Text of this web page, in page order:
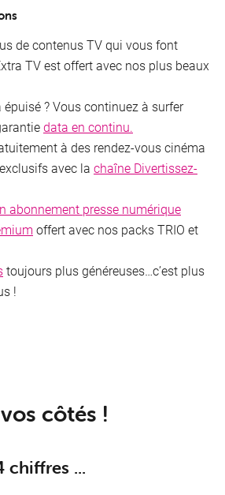
de contenus TV qui vous font
TV est offert avec nos plus beaux
? Vous continuez à surfer
data en continu.
à des rendez-vous cinéma
avec la chaîne Divertissez-
abonnement presse numérique
offert avec nos packs TRIO et
toujours plus généreuses…c’est plus
!
côtés !
chiffres ...